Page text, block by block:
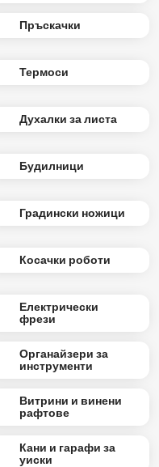
Пръскачки
Термоси
Духалки за листа
Будилници
Градински ножици
Косачки роботи
Електрически
фрези
Органайзери за
инструменти
Витрини и винени
рафтове
Кани и гарафи за
уиски